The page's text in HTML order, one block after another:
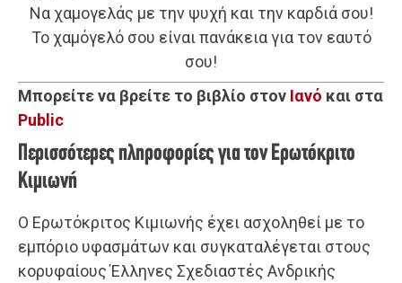
Να χαμογελάς με την ψυχή και την καρδιά σου!
Το χαμόγελό σου είναι πανάκεια για τον εαυτό
σου!
Μπορείτε να βρείτε το βιβλίο στον Ιανό και στα
Public
Περισσότερες πληροφορίες για τον Ερωτόκριτο
Κιμιωνή
Ο Ερωτόκριτος Κιμιωνής έχει ασχοληθεί με το
εμπόριο υφασμάτων και συγκαταλέγεται στους
κορυφαίους Έλληνες Σχεδιαστές Ανδρικής